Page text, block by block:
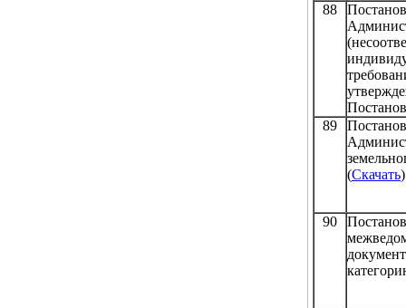
88
89
(Скачать)
90